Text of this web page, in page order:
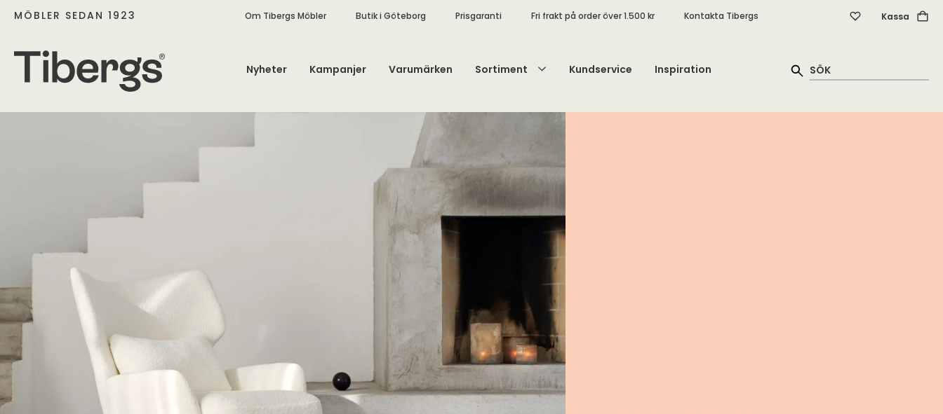
MÖBLER SEDAN 1923 Om Tibergs Möbler Butik i Göteborg Prisgaranti Fri frakt på order över 1.500 kr Kontakta Tibergs Kassa
Nyheter Kampanjer Varumärken Sortiment Kundservice Inspiration